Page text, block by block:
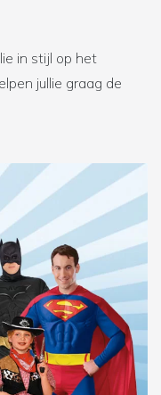
in stijl op het
jullie graag de